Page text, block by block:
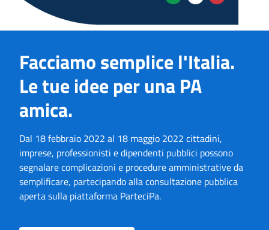
Facciamo semplice l'Italia.
Le tue idee per una PA
amica.
Dal 18 febbraio 2022 al 18 maggio 2022 cittadini,
imprese, professionisti e dipendenti pubblici possono
segnalare complicazioni e procedure amministrative da
semplificare, partecipando alla consultazione pubblica
aperta sulla piattaforma ParteciPa.